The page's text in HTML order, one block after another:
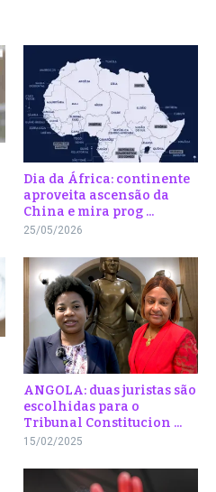
Dia da África: continente
aproveita ascensão da
China e mira prog ...
25/05/2026
ANGOLA: duas juristas são
escolhidas para o
Tribunal Constitucion ...
15/02/2025